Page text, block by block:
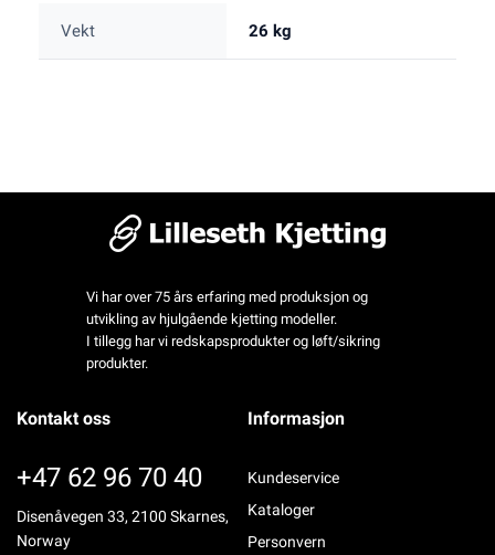
Vekt 26 kg
Vi har over 75 års erfaring med produksjon og
utvikling av hjulgående kjetting modeller.
I tillegg har vi redskapsprodukter og løft/sikring
produkter.
Kontakt oss
+47 62 96 70 40
Disenåvegen 33, 2100 Skarnes,
Norway
Informasjon
Kundeservice
Kataloger
Personvern